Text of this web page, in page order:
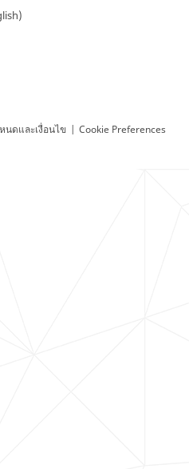
นดและเงื่อนไข | Cookie Preferences